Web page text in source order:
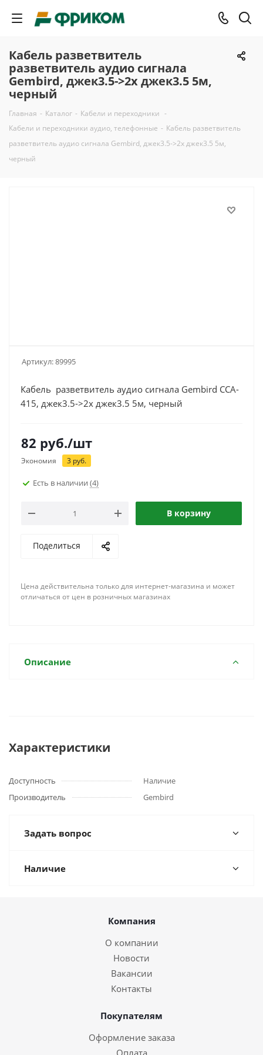
Кабель разветвитель
разветвитель аудио сигнала
Gembird, джек3.5->2х джек3.5 5м,
черный
Главная - Каталог - Кабели и переходники -
Кабели и переходники аудио, телефонные - Кабель разветвитель
разветвитель аудио сигнала Gembird, джек3.5->2х джек3.5 5м,
черный
Артикул:89995
Кабель разветвитель аудио сигнала Gembird CCA-
415, джек3.5->2х джек3.5 5м, черный
82 руб./шт
Экономия 3 руб.
Есть в наличии (4)
В корзину
Поделиться
Цена действительна только для интернет-магазина и может
отличаться от цен в розничных магазинах
Описание
Характеристики
Доступность
Наличие
Производитель
Gembird
Задать вопрос
Наличие
Компания
О компании
Новости
Вакансии
Контакты
Покупателям
Оформление заказа
Оплата